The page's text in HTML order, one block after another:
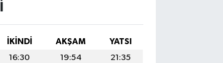
İKINDI AKŞAM
YATSI
16:30 19:54
21:35